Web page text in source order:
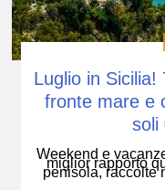
Luglio in
fronte mare e
soli
Weekend e
miglior rapporto
penisola, raccolte